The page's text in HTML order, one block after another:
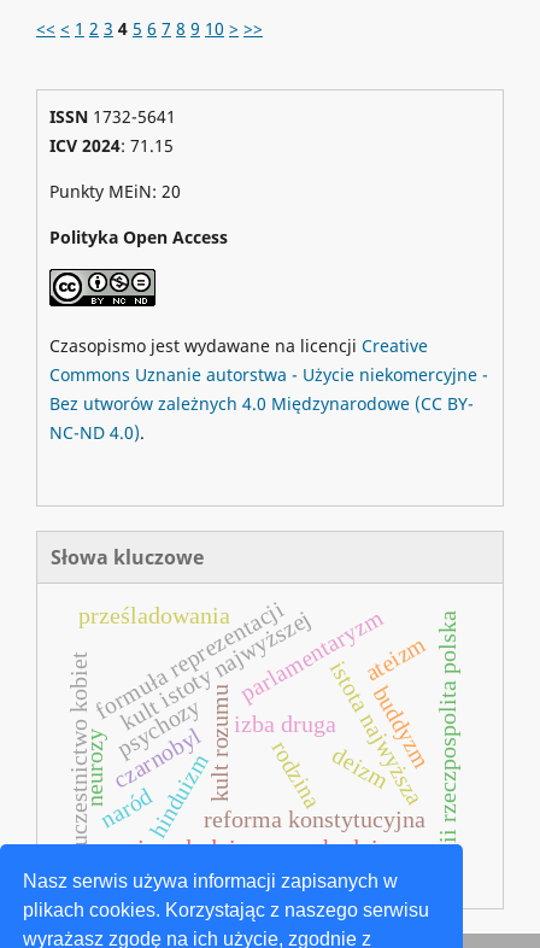
Nasz serwis używa informacji zapisanych w
plikach cookies. Korzystając z naszego serwisu
wyrażasz zgodę na ich użycie, zgodnie z
<< < 1 2 3 4 5 6 7 8 9 10 > >>
ISSN1732-5641
ICV 2024: 71.15
Punkty MEiN: 20
Polityka Open Access
Czasopismo jest wydawane na licencji Creative
Commons Uznanie autorstwa - Użycie niekomercyjne -
Bez utworów zależnych 4.0 Międzynarodowe (CC BY-
NC-ND 4.0).
Słowa kluczowe
rodzina
reforma konstytucyjna
istota najwyższa
kult istoty najwyższej
kult rozumu ii rzeczpospolita polska
formuła reprezentacji
izba druga
parlamentaryzm
azja południowo-wschodnia
prześladowania
hinduizm
buddyzm
czarnobyl deizm
neurozy
psychozy
ateizm
uczestnictwo kobietnaród